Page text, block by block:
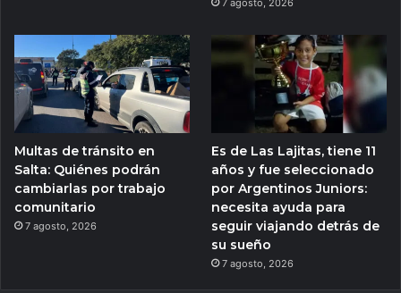
7 agosto, 2026
Multas de tránsito en
Salta: Quiénes podrán
cambiarlas por trabajo
comunitario
7 agosto, 2026
Es de Las Lajitas, tiene 11
años y fue seleccionado
por Argentinos Juniors:
necesita ayuda para
seguir viajando detrás de
su sueño
7 agosto, 2026